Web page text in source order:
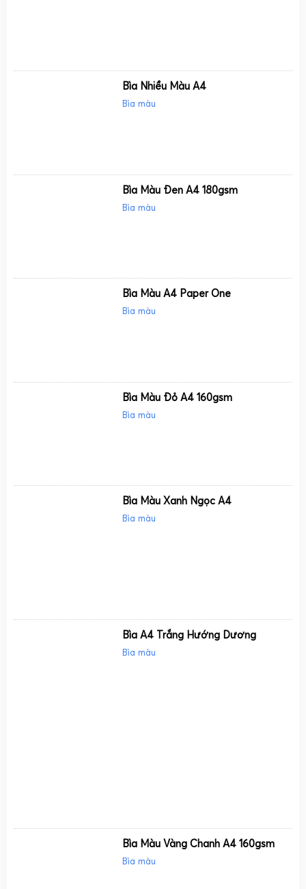
Bìa Nhiều Màu A4
Bìa màu
Bìa Màu Đen A4 180gsm
Bìa màu
Bìa Màu A4 Paper One
Bìa màu
Bìa Màu Đỏ A4 160gsm
Bìa màu
Bìa Màu Xanh Ngọc A4
Bìa màu
Bìa A4 Trắng Hướng Dương
Bìa màu
Bìa Màu Vàng Chanh A4 160gsm
Bìa màu